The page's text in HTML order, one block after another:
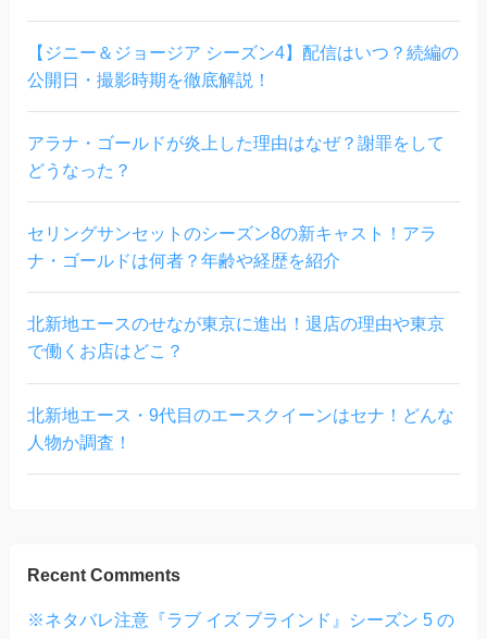
【ジニー＆ジョージア シーズン4】配信はいつ？続編の
公開日・撮影時期を徹底解説！
アラナ・ゴールドが炎上した理由はなぜ？謝罪をして
どうなった？
セリングサンセットのシーズン8の新キャスト！アラ
ナ・ゴールドは何者？年齢や経歴を紹介
北新地エースのせなが東京に進出！退店の理由や東京
で働くお店はどこ？
北新地エース・9代目のエースクイーンはセナ！どんな
人物か調査！
Recent Comments
※ネタバレ注意『ラブ イズ ブラインド』シーズン 5 の